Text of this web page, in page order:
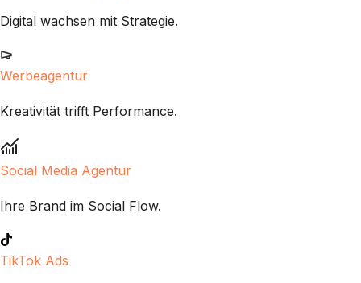
Digital wachsen mit Strategie.
Werbeagentur
Kreativität trifft Performance.
Social Media Agentur
Ihre Brand im Social Flow.
TikTok Ads